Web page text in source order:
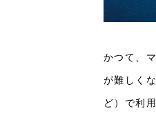
かつて、
が難しく
ど）で利